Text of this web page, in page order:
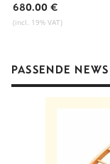
680.00 €
(incl. 19% VAT)
PASSENDE